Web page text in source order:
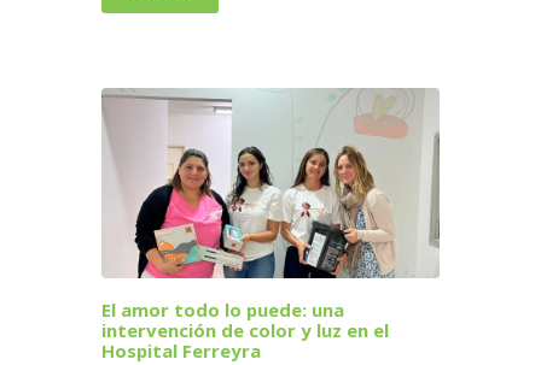
El amor todo lo puede: una
intervención de color y luz en el
Hospital Ferreyra